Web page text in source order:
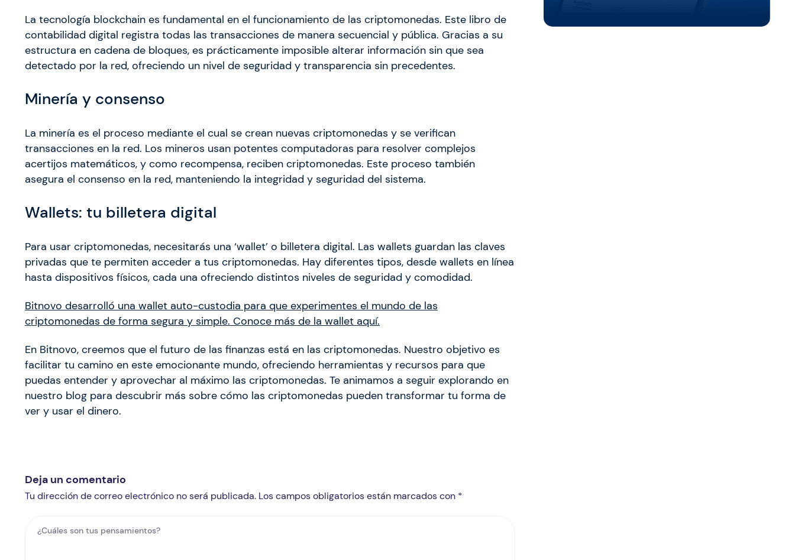
La tecnología blockchain es fundamental en el funcionamiento de las criptomonedas. Este libro de
contabilidad digital registra todas las transacciones de manera secuencial y pública. Gracias a su
estructura en cadena de bloques, es prácticamente imposible alterar información sin que sea
detectado por la red, ofreciendo un nivel de seguridad y transparencia sin precedentes.
Minería y consenso
La minería es el proceso mediante el cual se crean nuevas criptomonedas y se verifican
transacciones en la red. Los mineros usan potentes computadoras para resolver complejos
acertijos matemáticos, y como recompensa, reciben criptomonedas. Este proceso también
asegura el consenso en la red, manteniendo la integridad y seguridad del sistema.
Wallets: tu billetera digital
Para usar criptomonedas, necesitarás una ‘wallet’ o billetera digital. Las wallets guardan las claves
privadas que te permiten acceder a tus criptomonedas. Hay diferentes tipos, desde wallets en línea
hasta dispositivos físicos, cada una ofreciendo distintos niveles de seguridad y comodidad.
Bitnovo desarrolló una wallet auto-custodia para que experimentes el mundo de las
criptomonedas de forma segura y simple. Conoce más de la wallet aquí.
En Bitnovo, creemos que el futuro de las finanzas está en las criptomonedas. Nuestro objetivo es
facilitar tu camino en este emocionante mundo, ofreciendo herramientas y recursos para que
puedas entender y aprovechar al máximo las criptomonedas. Te animamos a seguir explorando en
nuestro blog para descubrir más sobre cómo las criptomonedas pueden transformar tu forma de
ver y usar el dinero.
Deja un comentario
Tu dirección de correo electrónico no será publicada. Los campos obligatorios están marcados con *